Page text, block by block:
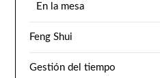
En la mesa
Feng Shui
Gestión del tiempo